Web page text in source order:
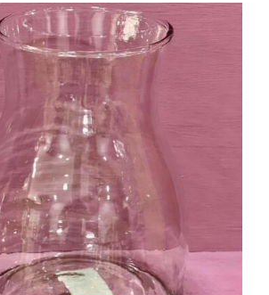
AL CARRITO